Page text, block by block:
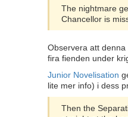
The nightmare
Chancellor is
Observera att
fira fienden under
Junior Novelisation
lite mer info) i dess
Then the